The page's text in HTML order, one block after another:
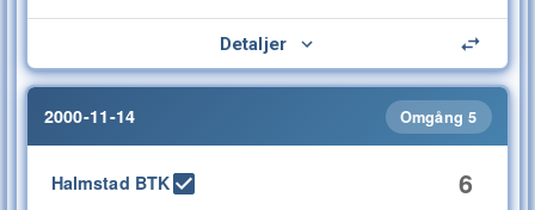
Detaljer
2000-11-14 Omgång 5
Halmstad BTK 6